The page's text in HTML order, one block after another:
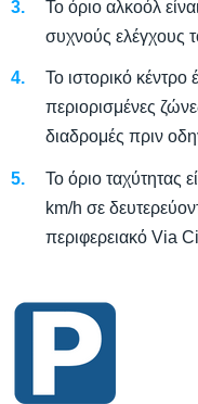
Το όριο αλκοόλ
συχνούς ελέγχους
Το ιστορικό κέντρο
περιορισμένες
διαδρομές πριν
Το όριο ταχύτητας
km/h σε
περιφερειακό Via